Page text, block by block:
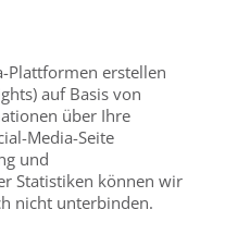
Plattformen erstellen
auf Basis von
über Ihre
Media-Seite
und
Statistiken können wir
nicht unterbinden.